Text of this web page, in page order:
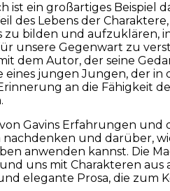
ist ein großartiges Beispiel
des Lebens der
zu bilden und aufzuklären,
unsere Gegenwart zu
dem Autor, der seine
eines jungen Jungen, der in
an die Fähigkeit
von Gavins Erfahrungen
und darüber,
anwenden kannst. Die
uns mit Charakteren aus
elegante Prosa, die zum